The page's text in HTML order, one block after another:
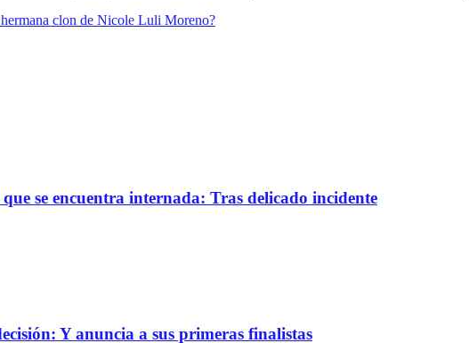
clon de Nicole Luli Moreno?
se encuentra internada: Tras delicado incidente
Y anuncia a sus primeras finalistas